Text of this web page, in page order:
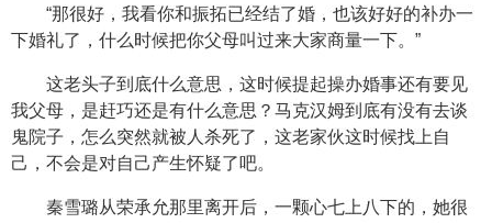
“那很好，我看你和振拓已经结了婚，也该好好的补办一
下婚礼了，什么时候把你父母叫过来大家商量一下。”
这老头子到底什么意思，这时候提起操办婚事还有要见
我父母，是赶巧还是有什么意思？马克汉姆到底有没有去谈
鬼院子，怎么突然就被人杀死了，这老家伙这时候找上自
己，不会是对自己产生怀疑了吧。
秦雪璐从荣承允那里离开后，一颗心七上八下的，她很